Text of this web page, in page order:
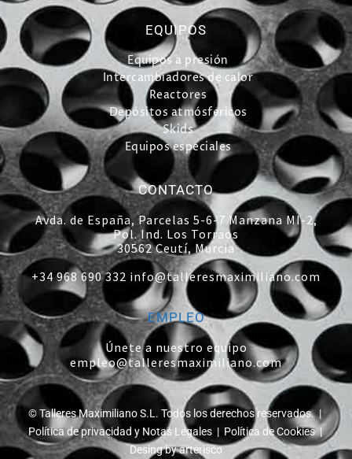
EQUIPOS
Equipos a presión
Intercambiadores de calor
Reactores
Depósitos atmósfericos
Skids
Equipos especiales
CONTACTO
Avda. de España, Parcelas 5-6-7 Manzana MI-2,
Pol. Ind. Los Torraos
30562 Ceutí, Murcia
+34 968 690 332 info@talleresmaximiliano.com
EMPLEO
Únete a nuestro equipo
empleo@talleresmaximiliano.com
© Talleres Maximiliano S.L. Todos los derechos reservados. |
Política de privacidad y Notas Legales| Política de Cookies|
Desing by arterisco